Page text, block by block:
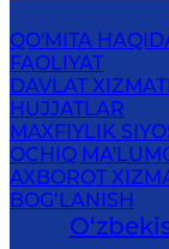
QO'MITA
FAOLIYAT
DAVLAT
HUJJATLAR
MAXFIYLIK
OCHIQ
AXBOROT
BOG‘LANISH